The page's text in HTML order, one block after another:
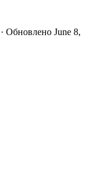
Обновлено June 8,